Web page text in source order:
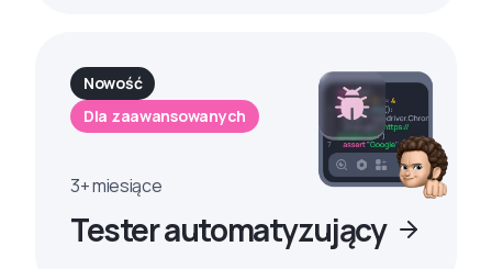
Nowość
Dla zaawansowanych
3+ miesiące
Tester automatyzujący